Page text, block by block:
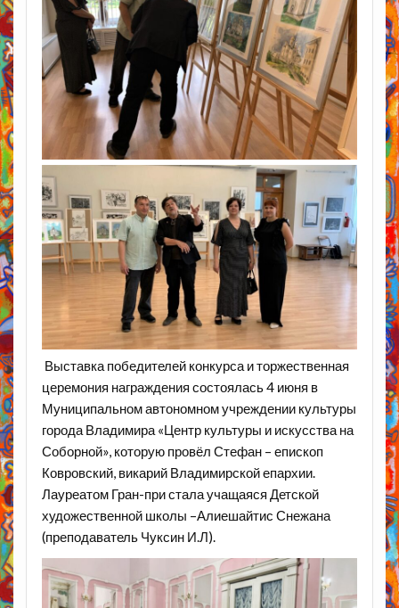
Выставка победителей конкурса и торжественная
церемония награждения состоялась 4 июня в
Муниципальном автономном учреждении культуры
города Владимира «Центр культуры и искусства на
Соборной», которую провёл Стефан – епископ
Ковровский, викарий Владимирской епархии.
Лауреатом Гран-при стала учащаяся Детской
художественной школы –Алиешайтис Снежана
(преподаватель Чуксин И.Л).